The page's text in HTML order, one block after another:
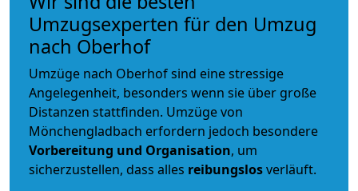
Umzugsexperten für den Umzug
nach Oberhof
Umzüge nach Oberhof sind eine stressige
Angelegenheit, besonders wenn sie über große
Distanzen stattfinden. Umzüge von
Mönchengladbach erfordern jedoch besondere
Vorbereitung und Organisation, um
sicherzustellen, dass alles reibungslosverläuft.